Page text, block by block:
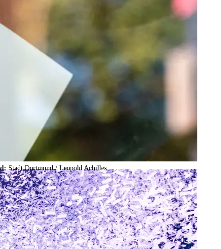
Stadt Dortmund /Leopold Achilles